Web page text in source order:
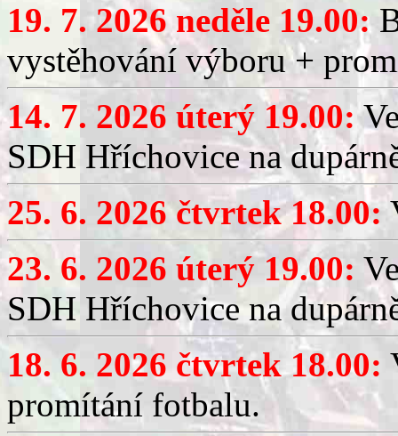
19. 7. 2026 neděle 19.00:
vystěhování výboru +
14. 7. 2026 úterý 19.00:
SDH Hříchovice na
25. 6. 2026 čtvrtek 18.00:
23. 6. 2026 úterý 19.00:
SDH Hříchovice na
18. 6. 2026 čtvrtek 18.00:
promítání fotbalu.